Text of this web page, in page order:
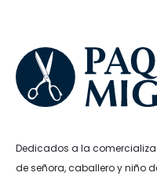
Dedicados a la
de señora, caballero y niño